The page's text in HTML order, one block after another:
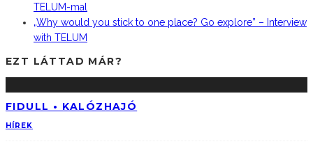
TELUM-mal
„Why would you stick to one place? Go explore” – Interview
with TELUM
EZT LÁTTAD MÁR?
FIDULL • KALÓZHAJÓ
HÍREK